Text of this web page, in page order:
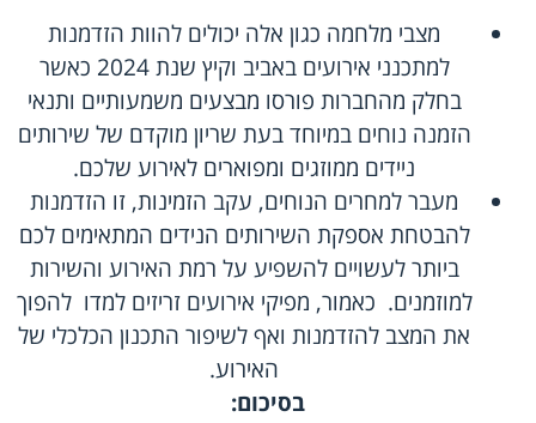
מצבי מלחמה כגון אלה יכולים להוות הזדמנות
למתכנני אירועים באביב וקיץ שנת 2024 כאשר
בחלק מהחברות פורסו מבצעים משמעותיים ותנאי
הזמנה נוחים במיוחד בעת שריון מוקדם של שירותים
ניידים ממוזגים ומפוארים לאירוע שלכם.
מעבר למחרים הנוחים, עקב הזמינות, זו הזדמנות
להבטחת אספקת השירותים הנידים המתאימים לכם
ביותר לעשויים להשפיע על רמת האירוע והשירות
למוזמנים. כאמור, מפיקי אירועים זריזים למדו להפוך
את המצב להזדמנות ואף לשיפור התכנון הכלכלי של
האירוע.
בסיכום: